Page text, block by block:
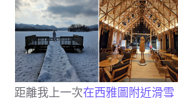
距離我上一次在西雅圖附近滑雪